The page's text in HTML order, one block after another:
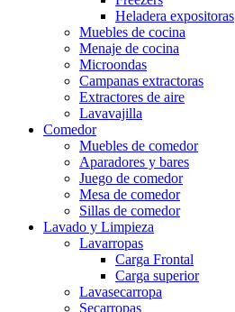
Heladera expositoras
Muebles de cocina
Menaje de cocina
Microondas
Campanas extractoras
Extractores de aire
Lavavajilla
Comedor
Muebles de comedor
Aparadores y bares
Juego de comedor
Mesa de comedor
Sillas de comedor
Lavado y Limpieza
Lavarropas
Carga Frontal
Carga superior
Lavasecarropa
Secarropas